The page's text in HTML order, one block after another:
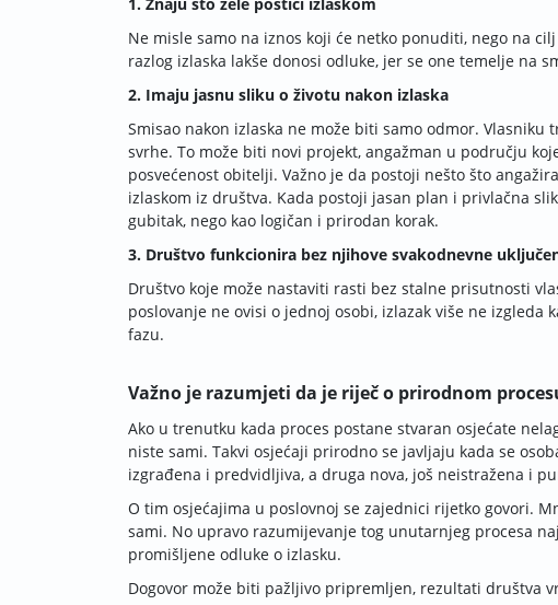
Ne misle samo na iznos koji će netko ponuditi, nego na
razlog izlaska lakše donosi odluke, jer se one temelje na
2. Imaju jasnu sliku o životu nakon izlaska
Smisao nakon izlaska ne može biti samo odmor.
svrhe. To može biti novi projekt, angažman u području
posvećenost obitelji. Važno je da postoji nešto što
izlaskom iz društva. Kada postoji jasan plan i privlačna
gubitak, nego kao logičan i prirodan korak.
3. Društvo funkcionira bez njihove svakodnevne
Društvo koje može nastaviti rasti bez stalne prisutnosti
poslovanje ne ovisi o jednoj osobi, izlazak više ne
fazu.
Važno je razumjeti da je riječ o prirodnom
Ako u trenutku kada proces postane stvaran osjećate
niste sami. Takvi osjećaji prirodno se javljaju kada se
izgrađena i predvidljiva, a druga nova, još neistražena i
O tim osjećajima u poslovnoj se zajednici rijetko govori.
sami. No upravo razumijevanje tog unutarnjeg procesa
promišljene odluke o izlasku.
Dogovor može biti pažljivo pripremljen, rezultati društva